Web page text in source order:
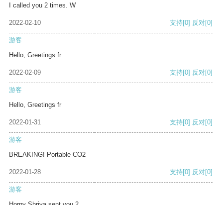
I called you 2 times. W
2022-02-10 支持[0] 反对[0]
游客
Hello, Greetings fr
2022-02-09 支持[0] 反对[0]
游客
Hello, Greetings fr
2022-01-31 支持[0] 反对[0]
游客
BREAKING! Portable CO2
2022-01-28 支持[0] 反对[0]
游客